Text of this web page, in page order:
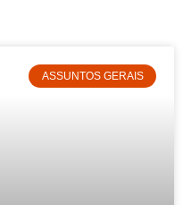
ASSUNTOS GERAIS